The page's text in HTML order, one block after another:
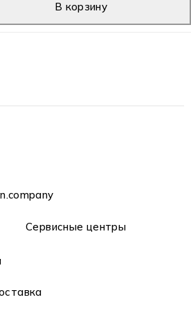
В корзину
Сервисные центры